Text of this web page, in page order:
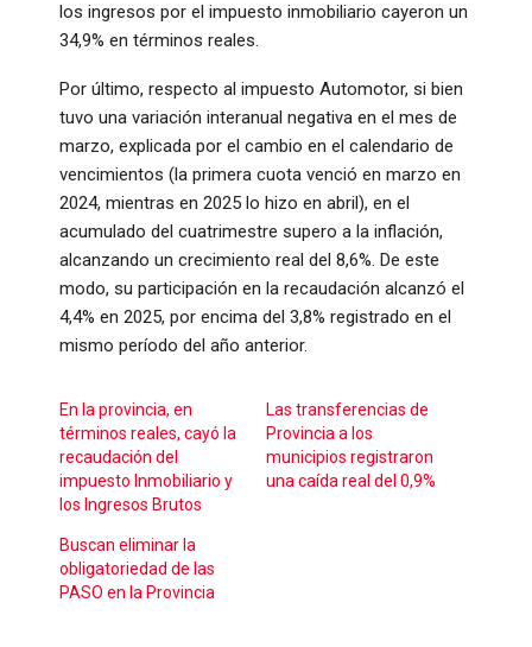
los ingresos por el impuesto inmobiliario cayeron un
34,9% en términos reales.
Por último, respecto al impuesto Automotor, si bien
tuvo una variación interanual negativa en el mes de
marzo, explicada por el cambio en el calendario de
vencimientos (la primera cuota venció en marzo en
2024, mientras en 2025 lo hizo en abril), en el
acumulado del cuatrimestre supero a la inflación,
alcanzando un crecimiento real del 8,6%. De este
modo, su participación en la recaudación alcanzó el
4,4% en 2025, por encima del 3,8% registrado en el
mismo período del año anterior.
En la provincia, en
términos reales, cayó la
recaudación del
impuesto Inmobiliario y
los Ingresos Brutos
Las transferencias de
Provincia a los
municipios registraron
una caída real del 0,9%
Buscan eliminar la
obligatoriedad de las
PASO en la Provincia